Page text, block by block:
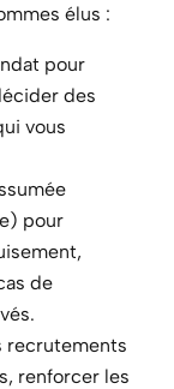
élus :
pour
des
vous
pour
de
recrutements
renforcer les